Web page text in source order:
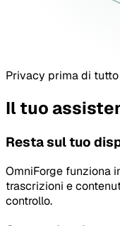
Privacy prima di tutto
Il tuo
Resta sul tuo
OmniForge funziona
trascrizioni e
controllo.